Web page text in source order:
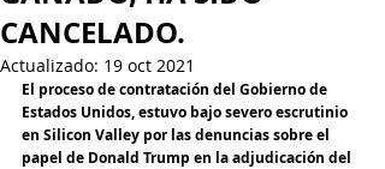
CANCELADO.
Actualizado: 19 oct 2021
El proceso de contratación del Gobierno de
Estados Unidos, estuvo bajo severo escrutinio
en Silicon Valley por las denuncias sobre el
papel de Donald Trump en la adjudicación del